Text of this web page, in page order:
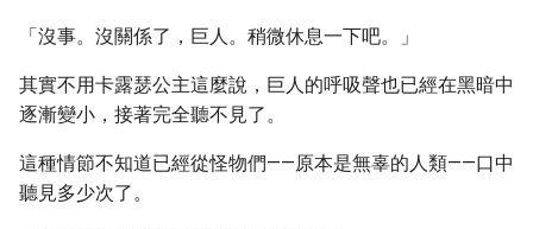
「沒事。沒關係了，巨人。稍微休息一下吧。」
其實不用卡露瑟公主這麼說，巨人的呼吸聲也已經在黑暗中
逐漸變小，接著完全聽不見了。
這種情節不知道已經從怪物們——原本是無辜的人類——口中
聽見多少次了。